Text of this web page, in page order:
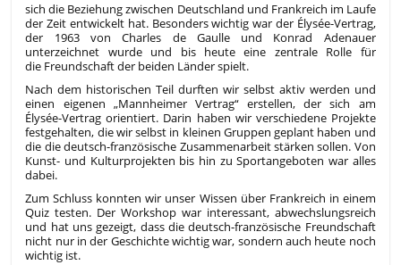
sich die Beziehung zwischen Deutschland und Frankreich im Laufe
der Zeit entwickelt hat. Besonders wichtig war der Élysée-Vertrag,
der 1963 von Charles de Gaulle und Konrad Adenauer
unterzeichnet wurde und bis heute eine zentrale Rolle für
die Freundschaft der beiden Länder spielt.
Nach dem historischen Teil durften wir selbst aktiv werden und
einen eigenen „Mannheimer Vertrag“ erstellen, der sich am
Élysée-Vertrag orientiert. Darin haben wir verschiedene Projekte
festgehalten, die wir selbst in kleinen Gruppen geplant haben und
die die deutsch-französische Zusammenarbeit stärken sollen. Von
Kunst- und Kulturprojekten bis hin zu Sportangeboten war alles
dabei.
Zum Schluss konnten wir unser Wissen über Frankreich in einem
Quiz testen. Der Workshop war interessant, abwechslungsreich
und hat uns gezeigt, dass die deutsch-französische Freundschaft
nicht nur in der Geschichte wichtig war, sondern auch heute noch
wichtig ist.